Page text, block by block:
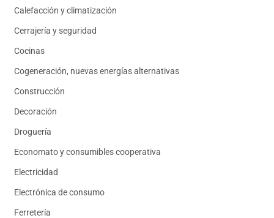
Calefacción y climatización
Cerrajería y seguridad
Cocinas
Cogeneración, nuevas energías alternativas
Construcción
Decoración
Droguería
Economato y consumibles cooperativa
Electricidad
Electrónica de consumo
Ferretería